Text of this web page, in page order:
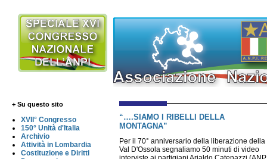
+ Su questo sito
XVII° Congresso
150° Unità d'Italia
Archivio
Attività in Lombardia
Costituzione e Diritti
“….SIAMO I RIBELLI DELLA
MONTAGNA”
Per il 70° anniversario della liberazione della
Val D'Ossola segnaliamo 50 minuti di video